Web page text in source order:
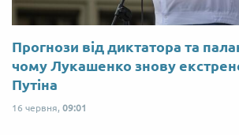
Прогнози від диктатора та
чому Лукашенко знову
Путіна
16 червня, 09:01